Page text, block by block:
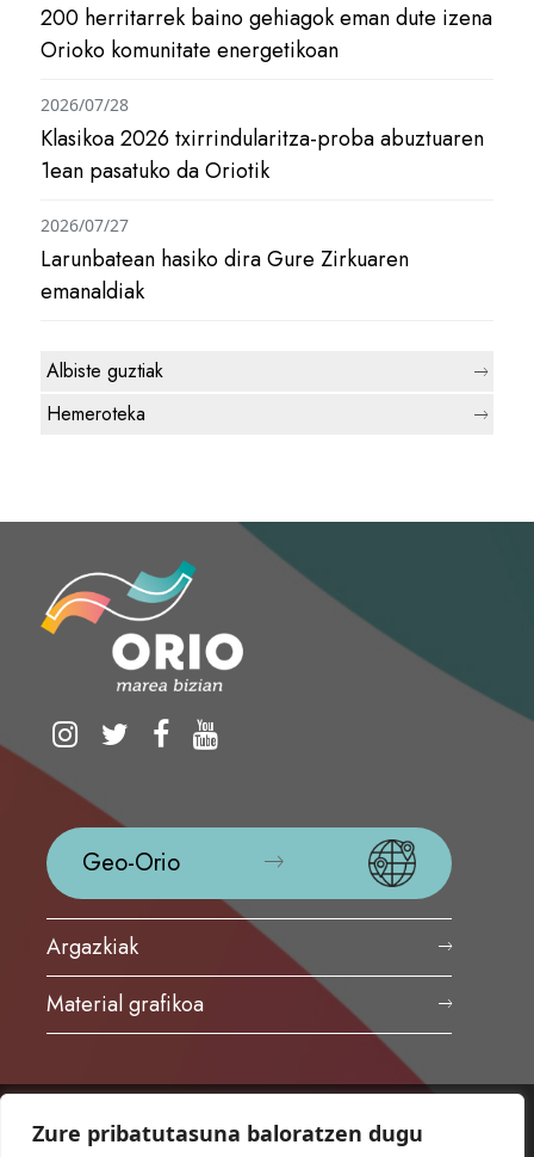
Zure pribatutasuna baloratzen dugu
200 herritarrek baino gehiagok eman dute izena
Orioko komunitate energetikoan
Klasikoa 2026 txirrindularitza-proba abuztuaren
1ean pasatuko da Oriotik
2026/07/28
Larunbatean hasiko dira Gure Zirkuaren
emanaldiak
2026/07/27
Albiste guztiak
Hemeroteka
Geo-Orio
Argazkiak
Material grafikoa
ORIOKO UDALA